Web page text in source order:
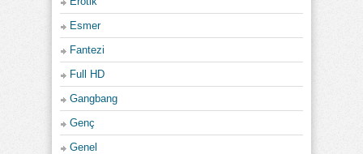
Esmer
Fantezi
Full HD
Gangbang
Genç
Genel